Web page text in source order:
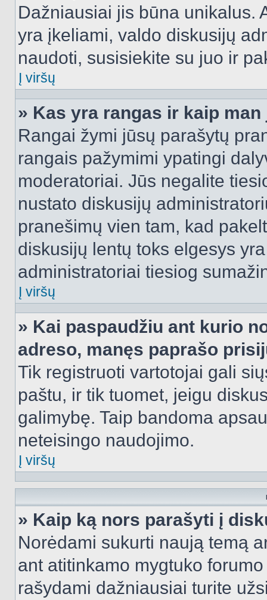
Dažniausiai jis būna unikalus.
yra įkeliami, valdo diskusijų
naudoti, susisiekite su juo ir
Į viršų
» Kas yra rangas ir kaip
Rangai žymi jūsų parašytų
rangais pažymimi ypatingi
moderatoriai. Jūs negalite
nustato diskusijų
pranešimų vien tam, kad
diskusijų lentų toks elgesys
administratoriai tiesiog
Į viršų
» Kai paspaudžiu ant kurio
adreso, manęs paprašo
Tik registruoti vartotojai gali
paštu, ir tik tuomet, jeigu
galimybę. Taip bandoma
neteisingo naudojimo.
Į viršų
» Kaip ką nors parašyti į
Norėdami sukurti naują temą
ant atitinkamo mygtuko
rašydami dažniausiai turite